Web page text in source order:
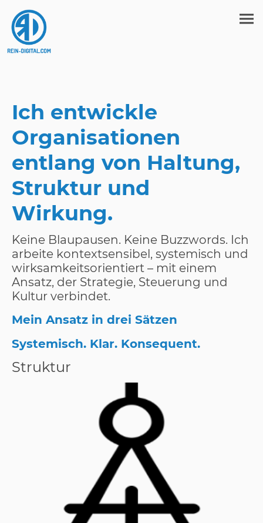
Ich entwickle
Organisationen
entlang von Haltung,
Struktur und
Wirkung.
Keine Blaupausen. Keine Buzzwords. Ich
arbeite kontextsensibel, systemisch und
wirksamkeitsorientiert – mit einem
Ansatz, der Strategie, Steuerung und
Kultur verbindet.
Mein Ansatz in drei Sätzen
Systemisch. Klar. Konsequent.
Struktur